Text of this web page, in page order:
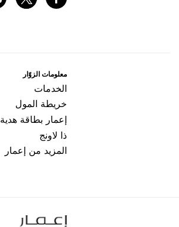
ﻣﻌﻠﻮﻣﺎﺕ اﻟﺰﻭّاﺭ
اﻟﺨﺪﻣﺎﺕ
ﺧﺮﻳﻄﺔ اﻟﻤﻮﻝ
ﺇﻋﻤﺎﺭ ﺑﻄﺎﻗﺔ ﻫﺪﻳﺔ
ﺫا ﻻﻭﻧﺞ
المزيد من إعمار